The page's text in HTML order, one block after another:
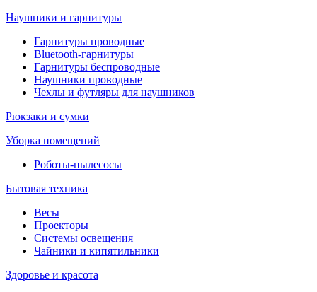
Наушники и гарнитуры
Гарнитуры проводные
Bluetooth-гарнитуры
Гарнитуры беспроводные
Наушники проводные
Чехлы и футляры для наушников
Рюкзаки и сумки
Уборка помещений
Роботы-пылесосы
Бытовая техника
Весы
Проекторы
Системы освещения
Чайники и кипятильники
Здоровье и красота